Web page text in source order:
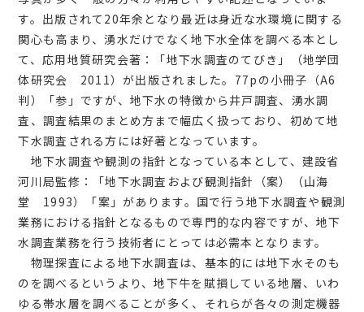
す。出版されて20年余となり最近は身近な水環境に関する
関心も高まり、湧水だけでなく地下水全体を調べる本とし
て、応用地質研究会著：「地下水調査のてびき」（地学団
体研究会 2011）が出版されました。77pの小冊子（A6
判）「参」ですが、地下水の特徴から井戸調査、湧水調
査、調査結果のまとめ方まで幅広く扱っており、初めて地
下水調査される方には好著となっています。
地下水調査や観測の指針となっている本として、建設省
河川局監修：「地下水調査および観測指針（案）（山海
堂 1993）「案」があります。国で行う地下水調査や観測
業務における指針となるもので専門的な内容ですが、地下
水調査業務を行う技術者にとっては必需本となります。
物理探査による地下水調査は、基本的には地下水そのも
のを調べるというより、地下牛を賦損している地層、いわ
ゆる帯水層を調べることが多く、それらが各々の測定機器